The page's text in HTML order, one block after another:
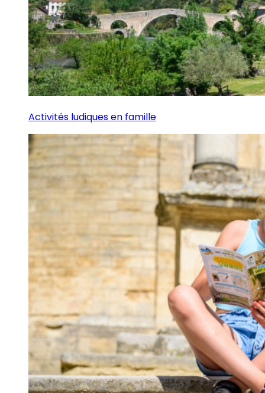
Activités ludiques en famille